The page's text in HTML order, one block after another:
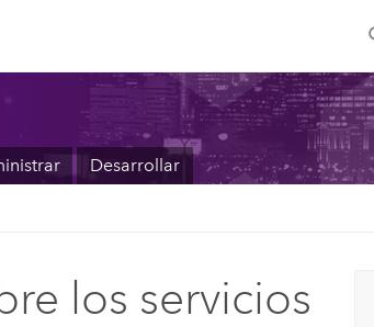
Desarrollar
los servicios